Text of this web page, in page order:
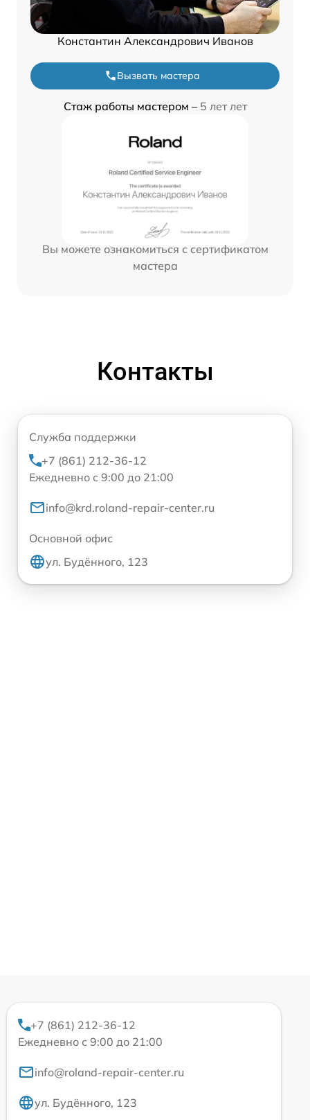
Константин Александрович Иванов
Вызвать мастера
Стаж работы мастером – 5 лет лет
Вы можете ознакомиться с сертификатом
мастера
Контакты
Служба поддержки
+7 (861) 212-36-12
Ежедневно с 9:00 до 21:00
info@krd.roland-repair-center.ru
Основной офис
ул. Будённого, 123
+7 (861) 212-36-12
Ежедневно с 9:00 до 21:00
info@roland-repair-center.ru
ул. Будённого, 123